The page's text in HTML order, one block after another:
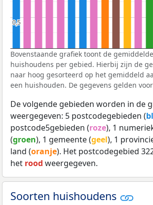
0,5
0,5
Bovenstaande grafiek toont de
huishoudens per gebied. Hierbij zijn de
naar hoog gesorteerd op het gemiddeld
een huishouden. De gegevens gelden
De volgende gebieden worden in de
weergegeven: 5 postcodegebieden (
postcode5gebieden (roze), 1
(groen), 1 gemeente (geel), 1
land (oranje). Het postcodegebied
het rood weergegeven.
Soorten huishoudens